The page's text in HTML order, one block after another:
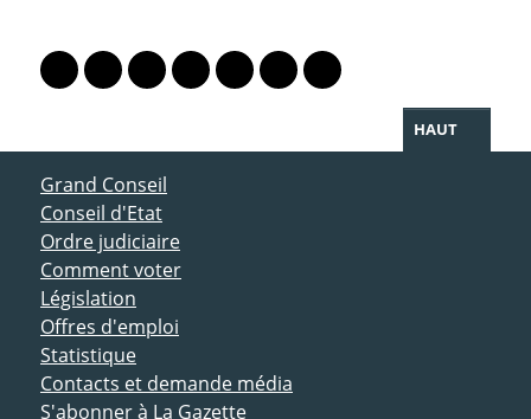
Lien vers le profil Mastodon
Lien vers le profil Bluesky
Lien vers le profil Instagram
Lien vers le profil Linkedin
Lien vers le profil Facebook
Lien vers le profil Twitter
Partager par WhatsApp
HAUT
ACCÈS DIRECT
Grand Conseil
Conseil d'Etat
Ordre judiciaire
Comment voter
Législation
Offres d'emploi
Statistique
Contacts et demande média
S'abonner à La Gazette